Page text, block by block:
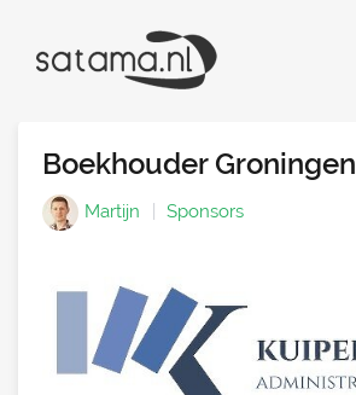
Boekhouder Groningen
Martijn Sponsors